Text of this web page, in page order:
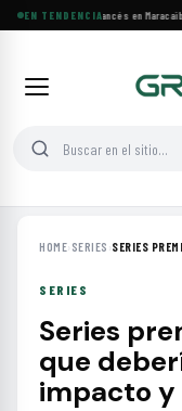
EN TENDENCIA
Festival de Cine Francés en
HOME› SERIES ›SERIES
SERIES
Series
que
impacto